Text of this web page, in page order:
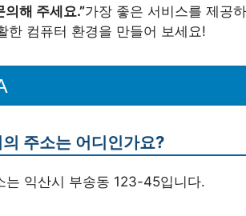
해 주세요.”가장 좋은 서비스를 제공
한 컴퓨터 환경을 만들어 보세요!
주소는 어디인가요?
는 익산시 부송동 123-45입니다.